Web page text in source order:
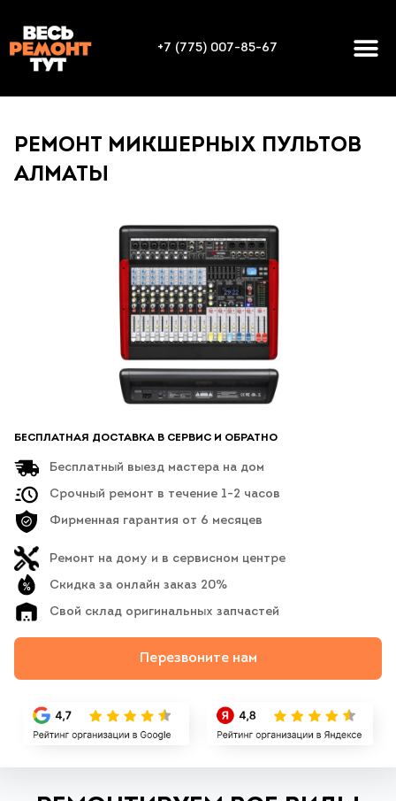
+7 (775) 007-85-67
РЕМОНТ МИКШЕРНЫХ ПУЛЬТОВ
АЛМАТЫ
БЕСПЛАТНАЯ ДОСТАВКА В СЕРВИС И ОБРАТНО
Бесплатный выезд мастера на дом
Срочный ремонт в течение 1-2 часов
Фирменная гарантия от 6 месяцев
Ремонт на дому и в сервисном центре
Скидка за онлайн заказ 20%
Свой склад оригинальных запчастей
Перезвоните нам